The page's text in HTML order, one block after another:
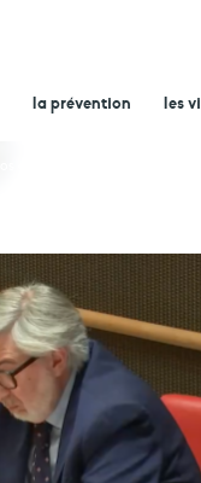
la prévention les
intervention